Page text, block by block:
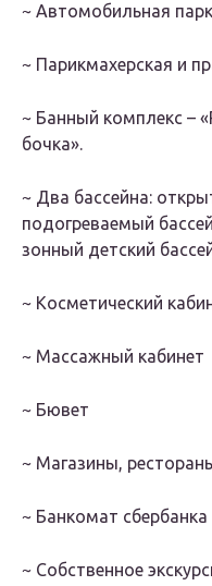
~ Автомобильная
~ Парикмахерская и
~ Банный комплекс –
бочка».
~ Два бассейна:
подогреваемый
зонный детский
~ Косметический
~ Массажный кабинет
~ Бювет
~ Магазины,
~ Банкомат
~ Собственное